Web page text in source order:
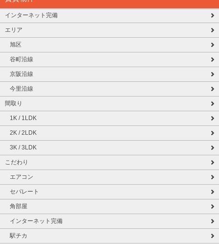
インターネット完備
エリア
旭区
谷町沿線
京阪沿線
今里沿線
間取り
1K / 1LDK
2K / 2LDK
3K / 3LDK
こだわり
エアコン
セパレート
角部屋
インターネット完備
駅チカ